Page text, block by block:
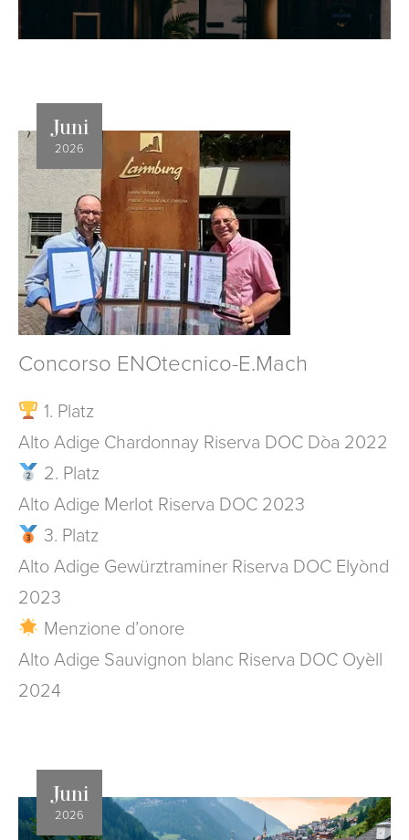
Juni
2026
Concorso ENOtecnico-E.Mach
1. Platz
Alto Adige Chardonnay Riserva DOC Dòa 2022
2. Platz
Alto Adige Merlot Riserva DOC 2023
3. Platz
Alto Adige Gewürztraminer Riserva DOC Elyònd
2023
Menzione d’onore
Alto Adige Sauvignon blanc Riserva DOC Oyèll
2024
Juni
2026